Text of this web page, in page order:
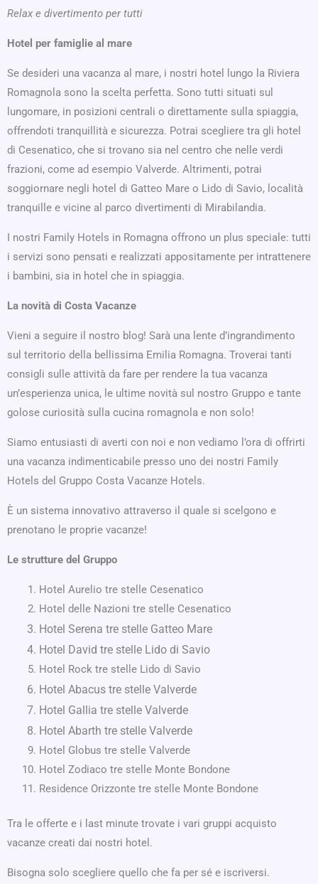
Relax e divertimento per tutti
Hotel per famiglie al mare
Se desideri una vacanza al mare, i nostri hotel lungo la Riviera
Romagnola sono la scelta perfetta. Sono tutti situati sul
lungomare, in posizioni centrali o direttamente sulla spiaggia,
offrendoti tranquillità e sicurezza. Potrai scegliere tra gli hotel
di Cesenatico, che si trovano sia nel centro che nelle verdi
frazioni, come ad esempio Valverde. Altrimenti, potrai
soggiornare negli hotel di Gatteo Mare o Lido di Savio, località
tranquille e vicine al parco divertimenti di Mirabilandia.
I nostri Family Hotels in Romagna offrono un plus speciale: tutti
i servizi sono pensati e realizzati appositamente per intrattenere
i bambini, sia in hotel che in spiaggia.
La novità di Costa Vacanze
Vieni a seguire il nostro blog! Sarà una lente d’ingrandimento
sul territorio della bellissima Emilia Romagna. Troverai tanti
consigli sulle attività da fare per rendere la tua vacanza
un’esperienza unica, le ultime novità sul nostro Gruppo e tante
golose curiosità sulla cucina romagnola e non solo!
Siamo entusiasti di averti con noi e non vediamo l’ora di offrirti
una vacanza indimenticabile presso uno dei nostri Family
Hotels del Gruppo Costa Vacanze Hotels.
È un sistema innovativo attraverso il quale si scelgono e
prenotano le proprie vacanze!
Le strutture del Gruppo
Hotel Aurelio tre stelle Cesenatico
Hotel delle Nazioni tre stelle Cesenatico
Hotel Serena tre stelle Gatteo Mare
Hotel David tre stelle Lido di Savio
Hotel Rock tre stelle Lido di Savio
Hotel Abacus tre stelle Valverde
Hotel Gallia tre stelle Valverde
Hotel Abarth tre stelle Valverde
Hotel Globus tre stelle Valverde
Hotel Zodiaco tre stelle Monte Bondone
Residence Orizzonte tre stelle Monte Bondone
Tra le offerte e i last minute trovate i vari gruppi acquisto
vacanze creati dai nostri hotel.
Bisogna solo scegliere quello che fa per sé e iscriversi.